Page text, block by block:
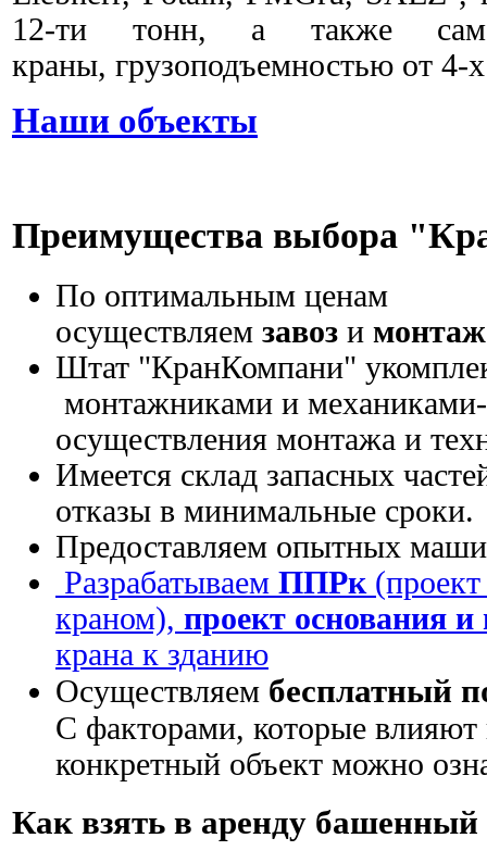
12-ти тонн, а также
краны, грузоподъемностью от 4-
Наши объекты
Преимущества выбора
По оптимальным ценам
осуществляем завоз и монтаж
Штат "КранКомпани"
монтажниками и
осуществления монтажа и
Имеется склад запасных
отказы в минимальные сроки.
Предоставляем опытных
Разрабатываем ППРк
краном), проект основания
крана к зданию
Осуществляем бесплатный
С факторами, которые влияют
конкретный объект можно
Как взять в аренду башенный